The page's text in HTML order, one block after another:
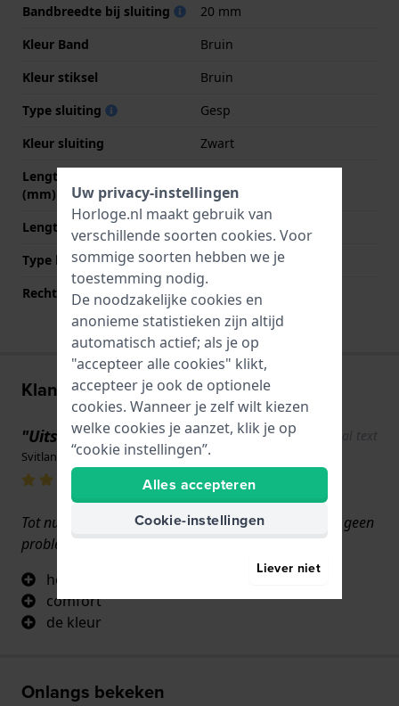
Bandbreedte bij sluiting
20 mm
Kleur Band
Bruin
Kleur stiksel
Bruin
Type sluiting
Gesp
Kleur sluiting
Zwart
Lengte band op 12 uur
(mm)
Lengte band op 6 uur (mm)
130 mm
Type bevestiging
Bandpennen
Rechte bandaanzet
Ja
Klantenreviews
"Uitstekend product" Show original text
Svitlana Bozunova · 17 juni 2022
Tot nu toe is alles in orde, maar ik weet zeker dat er geen
problemen zullen zijn gezien de kwaliteit
het materiaal
comfort
de kleur
Onlangs bekeken
Uw privacy-instellingen
Horloge.nl maakt gebruik van
verschillende soorten cookies. Voor
sommige soorten hebben we je
toestemming nodig.
De noodzakelijke cookies en
anonieme statistieken zijn altijd
automatisch actief; als je op
"accepteer alle cookies" klikt,
accepteer je ook de optionele
cookies. Wanneer je zelf wilt kiezen
welke cookies je aanzet, klik je op
“cookie instellingen”.
Alles accepteren
Cookie-instellingen
Liever niet